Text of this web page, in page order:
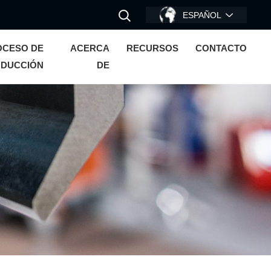
ESPAÑOL
DE
ACERCA
DE
RECURSOS CONTACTO